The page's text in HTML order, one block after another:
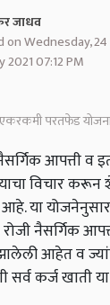
जाधव
on Wednesday, 24
2021 07:12 PM
एकरकमी परतफेड
आपत्ती व
विचार करून
या योजनेनुसार
नैसर्गिक
आहेत व
सर्व कर्ज खाती